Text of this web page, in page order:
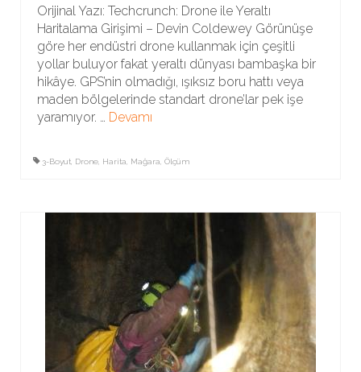
Orijinal Yazı: Techcrunch: Drone ile Yeraltı
Haritalama Girişimi – Devin Coldewey Görünüşe
göre her endüstri drone kullanmak için çeşitli
yollar buluyor fakat yeraltı dünyası bambaşka bir
hikâye. GPS’nin olmadığı, ışıksız boru hattı veya
maden bölgelerinde standart drone’lar pek işe
yaramıyor. … Devamı
3-Boyut Drone Harita Mağara Ölçüm